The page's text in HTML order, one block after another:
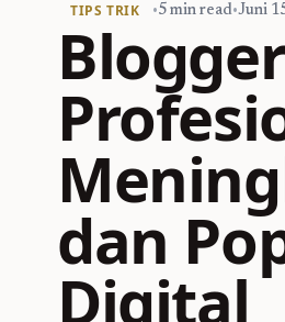
TIPS TRIK •5 min read•Juni
dan
Digital